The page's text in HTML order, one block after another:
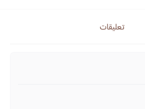
تعليقات